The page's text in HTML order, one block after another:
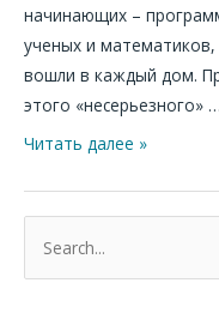
начинающих –
ученых и
вошли в каждый дом.
этого «несерьезного» …
Читать далее »
о